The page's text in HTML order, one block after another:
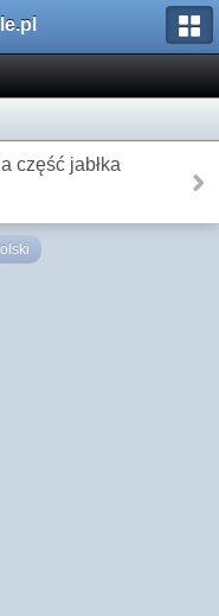
część jabłka